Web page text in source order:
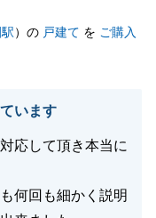
せ。
）の 戸建て を ご購入
います
応して頂き本当に
何回も細かく説明